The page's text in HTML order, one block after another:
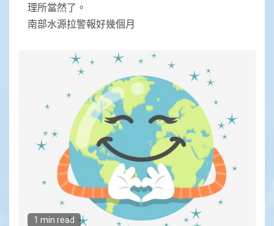
理所當然了。
南部水源拉警報好幾個月
1 min read